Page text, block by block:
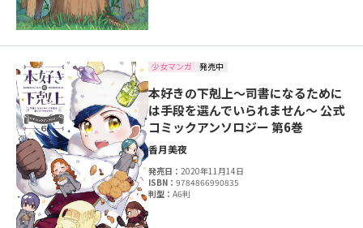
少女マンガ 発売中
本好きの下剋上～司書になるために
は手段を選んでいられません～ 公式
コミックアンソロジー 第6巻
香月美夜
発売日：2020年11月14日
ISBN：9784866990835
判型：A6判